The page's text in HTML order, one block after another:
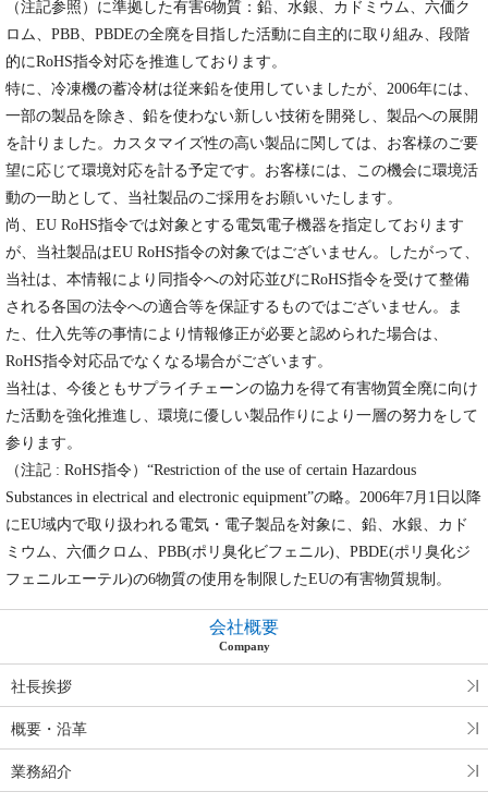
会社概要
Company
社長挨拶
概要・沿革
業務紹介
（注記参照）に準拠した有害6物質：鉛、水銀、カドミウム、六価ク
ロム、PBB、PBDEの全廃を目指した活動に自主的に取り組み、段階
的にRoHS指令対応を推進しております。
特に、冷凍機の蓄冷材は従来鉛を使用していましたが、2006年には、
一部の製品を除き、鉛を使わない新しい技術を開発し、製品への展開
を計りました。カスタマイズ性の高い製品に関しては、お客様のご要
望に応じて環境対応を計る予定です。お客様には、この機会に環境活
動の一助として、当社製品のご採用をお願いいたします。
尚、EU RoHS指令では対象とする電気電子機器を指定しております
が、当社製品はEU RoHS指令の対象ではございません。したがって、
当社は、本情報により同指令への対応並びにRoHS指令を受けて整備
される各国の法令への適合等を保証するものではございません。ま
た、仕入先等の事情により情報修正が必要と認められた場合は、
RoHS指令対応品でなくなる場合がございます。
当社は、今後ともサプライチェーンの協力を得て有害物質全廃に向け
た活動を強化推進し、環境に優しい製品作りにより一層の努力をして
参ります。
（注記 : RoHS指令）“Restriction of the use of certain Hazardous
Substances in electrical and electronic equipment”の略。2006年7月1日以降
にEU域内で取り扱われる電気・電子製品を対象に、鉛、水銀、カド
ミウム、六価クロム、PBB(ポリ臭化ビフェニル)、PBDE(ポリ臭化ジ
フェニルエーテル)の6物質の使用を制限したEUの有害物質規制。